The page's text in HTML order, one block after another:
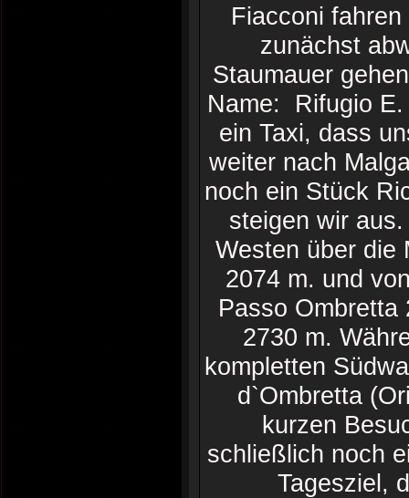
Fiacconi fahren
zunächst
Staumauer
Name: Rifugio
ein Taxi, dass
weiter nach
noch ein Stück
steigen wir
Westen über die
2074 m. und
Passo Ombretta
2730 m.
kompletten
d`Ombretta
kurzen
schließlich noch
Tagesziel,